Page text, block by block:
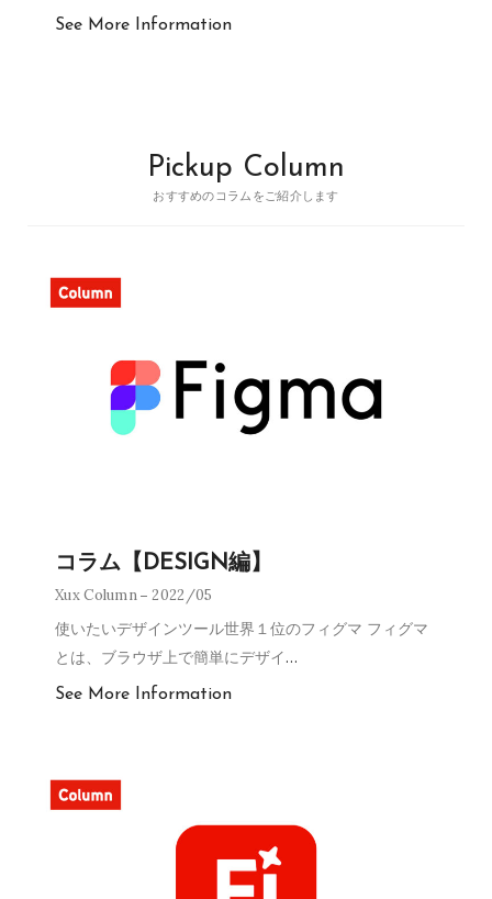
See More Information
Pickup Column
おすすめのコラムをご紹介します
コラム【DESIGN編】
Xux Column 2022/05
使いたいデザインツール世界１位のフィグマ フィグマ
とは、ブラウザ上で簡単にデザイ…
See More Information